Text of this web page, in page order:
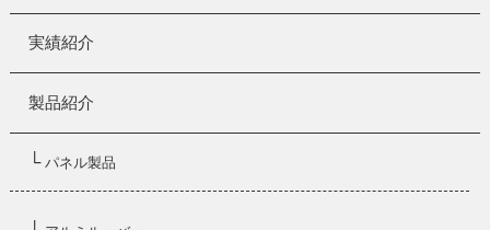
実績紹介
製品紹介
└ パネル製品